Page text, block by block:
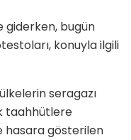
giderken, bugün
konuyla ilgili
seragazı
taahhütlere
hasara gösterilen